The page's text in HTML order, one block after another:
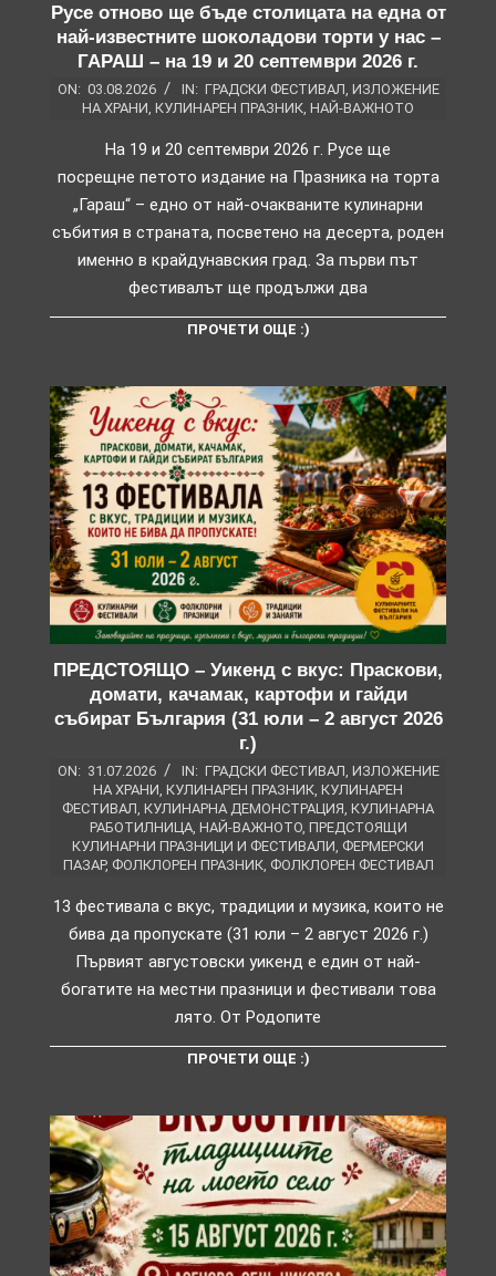
Русе отново ще бъде столицата на една от
най-известните шоколадови торти у нас –
ГАРАШ – на 19 и 20 септември 2026 г.
ON: 03.08.2026 IN: ГРАДСКИ ФЕСТИВАЛ ИЗЛОЖЕНИЕ
НА ХРАНИ КУЛИНАРЕН ПРАЗНИК НАЙ-ВАЖНОТО
На 19 и 20 септември 2026 г. Русе ще
посрещне петото издание на Празника на торта
„Гараш“ – едно от най-очакваните кулинарни
събития в страната, посветено на десерта, роден
именно в крайдунавския град. За първи път
фестивалът ще продължи два
ПРОЧЕТИ ОЩЕ :)
ПРЕДСТОЯЩО – Уикенд с вкус: Праскови,
домати, качамак, картофи и гайди
събират България (31 юли – 2 август 2026
г.)
ON: 31.07.2026 IN: ГРАДСКИ ФЕСТИВАЛ, ИЗЛОЖЕНИЕ
НА ХРАНИ, КУЛИНАРЕН ПРАЗНИК, КУЛИНАРЕН
ФЕСТИВАЛ, КУЛИНАРНА ДЕМОНСТРАЦИЯ, КУЛИНАРНА
РАБОТИЛНИЦА, НАЙ-ВАЖНОТО, ПРЕДСТОЯЩИ
КУЛИНАРНИ ПРАЗНИЦИ И ФЕСТИВАЛИ, ФЕРМЕРСКИ
ПАЗАР, ФОЛКЛОРЕН ПРАЗНИК, ФОЛКЛОРЕН ФЕСТИВАЛ
13 фестивала с вкус, традиции и музика, които не
бива да пропускате (31 юли – 2 август 2026 г.)
Първият августовски уикенд е един от най-
богатите на местни празници и фестивали това
лято. От Родопите
ПРОЧЕТИ ОЩЕ :)